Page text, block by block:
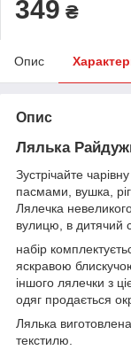
349 ₴
Опис
Опис
Лялька
Зустрічайте
пасмами, вушка,
Лялечка
вулицю, в дитячий
набір
яскравою
іншого лялечки з
одяг продається
Лялька
текстилю.